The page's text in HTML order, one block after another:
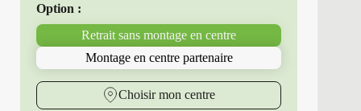
255/40R19
100
Option :
Retrait sans montage en centre
Montage en centre partenaire
Choisir mon centre